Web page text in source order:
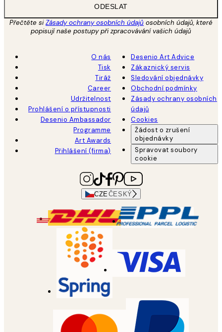
ODESLAT
Přečtěte siZásady ochrany osobních údajů osobních údajů, které
popisují naše postupy při zpracovávání vašich údajů
O nás
Tisk
Tiráž
Career
Udržitelnost
Prohlášení o přístupnosti
Desenio Ambassador
Programme
Art Awards
Přihlášení (firma)
Desenio Art Advice
Zákaznický servis
Sledování objednávky
Obchodní podmínky
Zásady ochrany osobních
údajů
Cookies
Žádost o zrušení
objednávky
Spravovat soubory
cookie
CZE ČESKÝ